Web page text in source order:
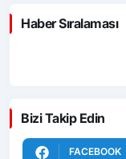
Haber Sıralaması
Bizi Takip Edin
FACEBOOK